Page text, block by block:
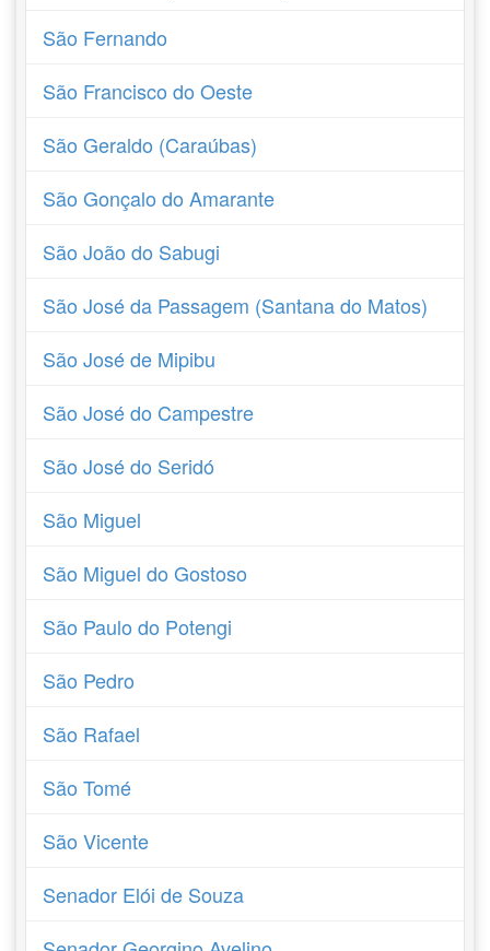
São Fernando
São Francisco do Oeste
São Geraldo (Caraúbas)
São Gonçalo do Amarante
São João do Sabugi
São José da Passagem (Santana do Matos)
São José de Mipibu
São José do Campestre
São José do Seridó
São Miguel
São Miguel do Gostoso
São Paulo do Potengi
São Pedro
São Rafael
São Tomé
São Vicente
Senador Elói de Souza